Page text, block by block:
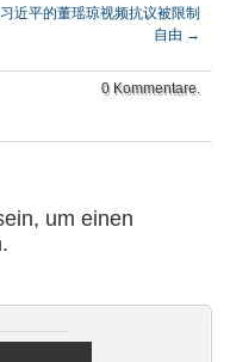
近平的董瑶琼视频抗议被限制
自由 →
0 Kommentare.
um einen